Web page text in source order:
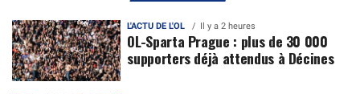
L'ACTU DE L'OL Il y a 2 heures
OL-Sparta Prague : plus de 30 000
supporters déjà attendus à Décines